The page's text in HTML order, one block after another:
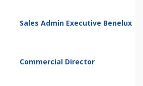
Sales Admin Executive Benelux
Commercial Director